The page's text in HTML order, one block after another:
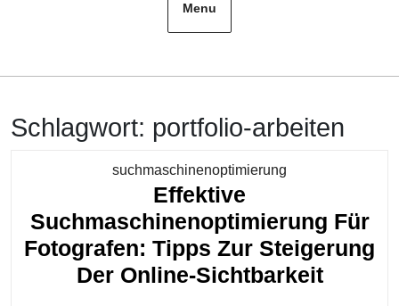
Menu
Schlagwort: portfolio-arbeiten
suchmaschinenoptimierung
Effektive
Suchmaschinenoptimierung Für
Fotografen: Tipps Zur Steigerung
Der Online-Sichtbarkeit